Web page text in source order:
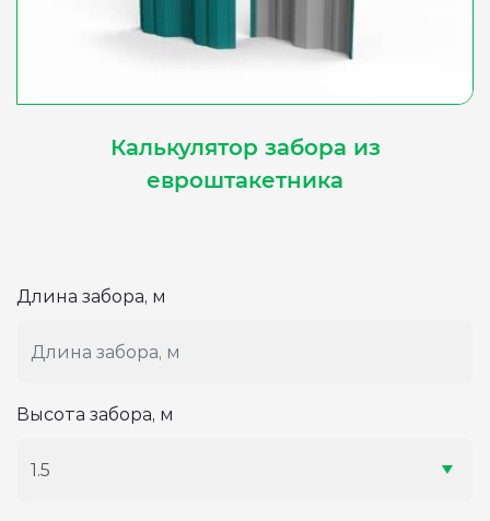
Калькулятор забора из
евроштакетника
Длина забора, м
Высота забора, м
1.5